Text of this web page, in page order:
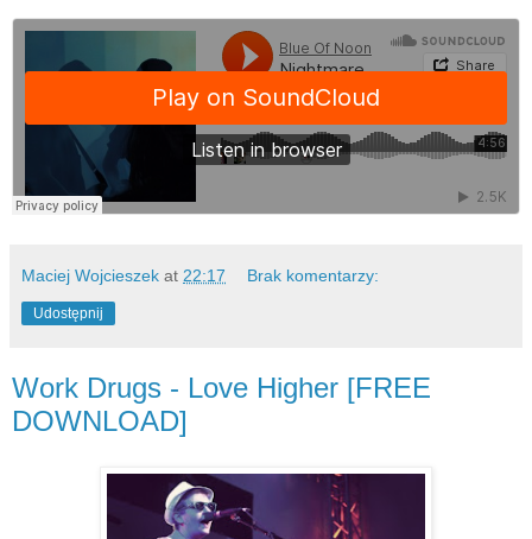
Maciej Wojcieszek at 22:17 Brak komentarzy:
Udostępnij
Work Drugs - Love Higher [FREE
DOWNLOAD]